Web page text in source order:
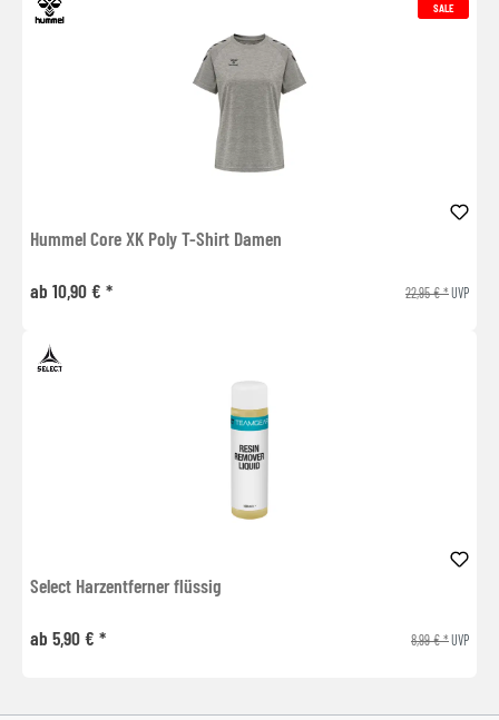
SALE
Hummel Core XK Poly T-Shirt Damen
ab 10,90 € * 22,95 € *UVP
Select Harzentferner flüssig
ab 5,90 € * 8,99 € *UVP